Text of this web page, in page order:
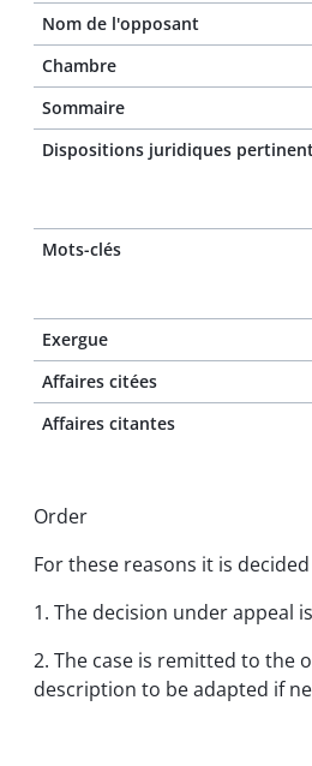
Nom de l'opposant
Chambre
Sommaire
Dispositions juridiques
Mots-clés
Exergue
Affaires citées
Affaires citantes
Order
For these reasons it is
1. The decision under appeal
2. The case is remitted to the
description to be adapted if